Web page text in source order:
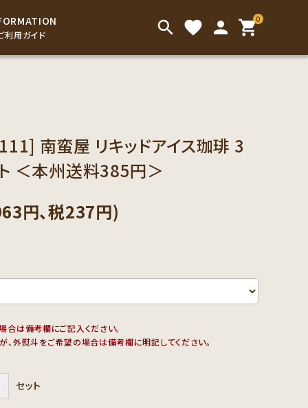
手渡し用の袋類
利用ガイド search favorite person 0
shopping_cart
南蛮屋 リキッドアイス珈琲 3
＜本州送料385円＞
円、税237円)
は備考欄にご記入ください。
外熨斗をご希望の場合は備考欄に明記してください。
セット